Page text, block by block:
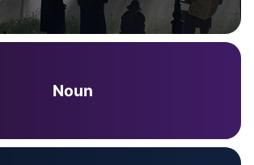
Noun